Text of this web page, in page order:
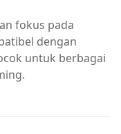
fokus pada
dengan
untuk berbagai